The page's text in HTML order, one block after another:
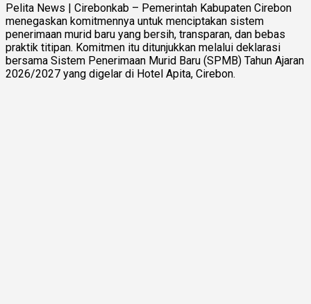
Pelita News | Cirebonkab – Pemerintah Kabupaten Cirebon
menegaskan komitmennya untuk menciptakan sistem
penerimaan murid baru yang bersih, transparan, dan bebas
praktik titipan. Komitmen itu ditunjukkan melalui deklarasi
bersama Sistem Penerimaan Murid Baru (SPMB) Tahun Ajaran
2026/2027 yang digelar di Hotel Apita, Cirebon.